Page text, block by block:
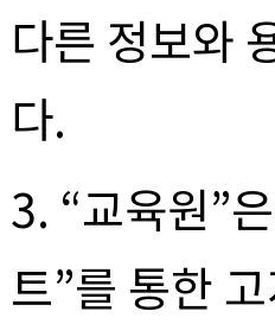
다른 정보와
다.
3. “교육원”
트”를 통한